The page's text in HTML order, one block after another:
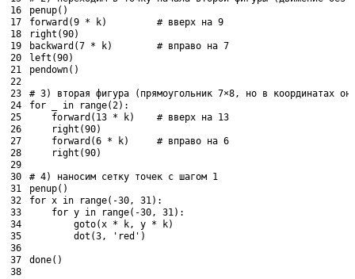
16
17
18
19
20
21
22
23
24
25
26
27
28
29
30
31
32
33
34
35
36
37
38
penup( )
forward (9 * k)
# вверх на 9
right (90)
backward (7 * k)
# вправо на 7
left (90)
pendown( )
# 3) вторая фигура (прямоугольник 7×8, но в координатах
for
in range(2) :
forward ( 13 * k)
# вверх на 13
right (90)
forward (6 * k)
# вправо на 6
right (90)
# 4) наносим сетку точек с шагом 1
penup( )
for x in range( -30, 31) :
for y in range( -30, 31) :
goto(x * k, y * k)
dot (3, 'red' )
done( )